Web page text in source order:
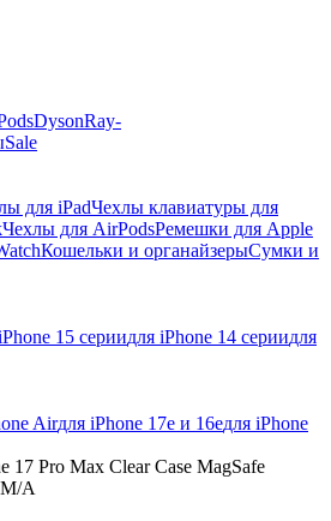
DysonRay-
Sale
для iPadЧехлы клавиатуры для
Чехлы для AirPodsРемешки для Apple
Кошельки и органайзерыСумки и
15 сериидля iPhone 14 сериидля
Airдля iPhone 17e и 16eдля iPhone
17 Pro Max Clear Case MagSafe
A